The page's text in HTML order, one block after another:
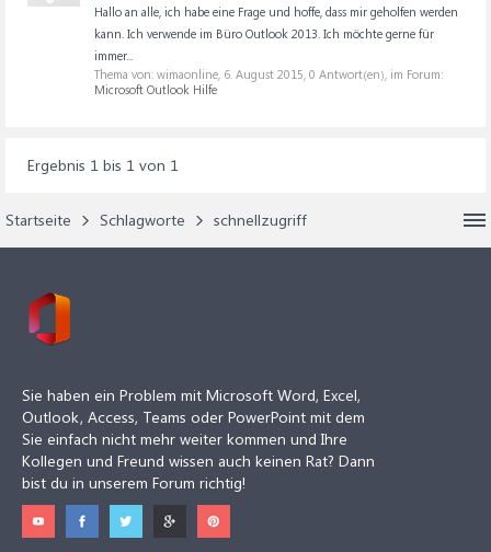
Hallo an alle, ich habe eine Frage und hoffe, dass mir geholfen werden
kann. Ich verwende im Büro Outlook 2013. Ich möchte gerne für
immer...
Thema von: wimaonline, 6. August 2015, 0 Antwort(en), im Forum:
Microsoft Outlook Hilfe
Ergebnis 1 bis 1 von 1
Startseite Schlagworte schnellzugriff
Sie haben ein Problem mit Microsoft Word, Excel,
Outlook, Access, Teams oder PowerPoint mit dem
Sie einfach nicht mehr weiter kommen und Ihre
Kollegen und Freund wissen auch keinen Rat? Dann
bist du in unserem Forum richtig!